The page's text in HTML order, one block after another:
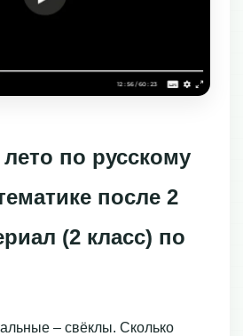
по русскому
после 2
(2 класс) по
– свёклы. Сколько